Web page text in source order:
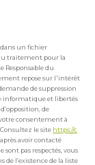
un fichier
traitement pour la
Responsable du
repose sur l'intérêt
de suppression
informatique et libertés
de
consentement à
le site https://c
avoir contacté
sont pas respectés, vous
de l’existence de la liste